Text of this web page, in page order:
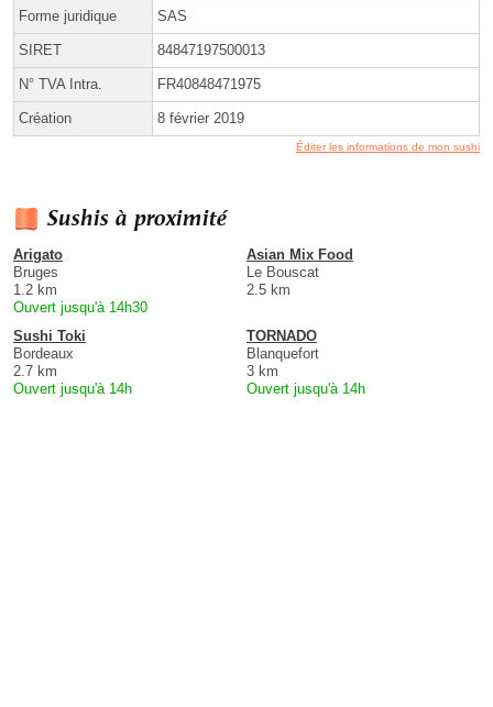
Forme juridique SAS
SIRET 84847197500013
N° TVA Intra. FR40848471975
Création 8 février 2019
Éditer les informations de mon sushi
Sushis à proximité
Arigato
Bruges
1.2 km
Ouvert jusqu'à 14h30
Asian Mix Food
Le Bouscat
2.5 km
Sushi Toki
Bordeaux
2.7 km
Ouvert jusqu'à 14h
TORNADO
Blanquefort
3 km
Ouvert jusqu'à 14h